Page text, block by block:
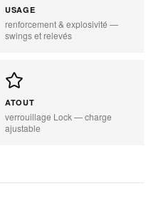
USAGE
renforcement & explosivité —
swings et relevés
ATOUT
verrouillage Lock — charge
ajustable